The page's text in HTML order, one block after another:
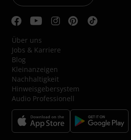
Über uns
Jobs & Karriere
Blog
Kleinanzeigen
Nachhaltigkeit
Hinweisgebersystem
Audio Professionell